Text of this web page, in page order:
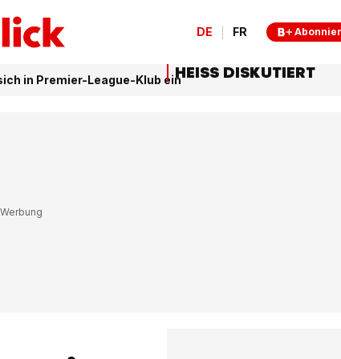
DE FR
in Premier-League-Klub einHEISS DISKUTIERT